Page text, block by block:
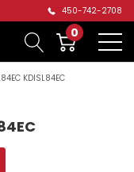
450-742-2708
0
KDISL84EC